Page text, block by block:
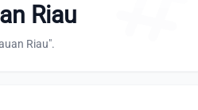
Riau
Riau".